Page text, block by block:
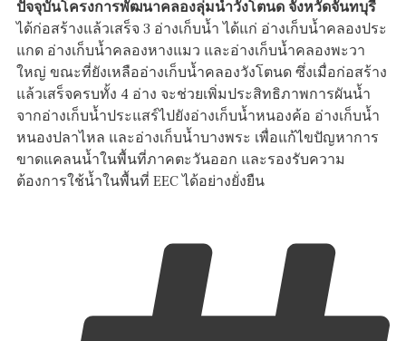
ปัจจุบันโครงการพัฒนาคลองลุ่มน้ำวังโตนด จังหวัดจันทบุรี
ได้ก่อสร้างแล้วเสร็จ 3 อ่างเก็บน้ำ ได้แก่ อ่างเก็บน้ำคลองประ
แกด อ่างเก็บน้ำคลองหางแมว และอ่างเก็บน้ำคลองพะวา
ใหญ่ ขณะที่ยังเหลืออ่างเก็บน้ำคลองวังโตนด ซึ่งเมื่อก่อสร้าง
แล้วเสร็จครบทั้ง 4 อ่าง จะช่วยเพิ่มประสิทธิภาพการผันน้ำ
จากอ่างเก็บน้ำประแสร์ไปยังอ่างเก็บน้ำหนองค้อ อ่างเก็บน้ำ
หนองปลาไหล และอ่างเก็บน้ำบางพระ เพื่อแก้ไขปัญหาการ
ขาดแคลนน้ำในพื้นที่ภาคตะวันออก และรองรับความ
ต้องการใช้น้ำในพื้นที่ EEC ได้อย่างยั่งยืน